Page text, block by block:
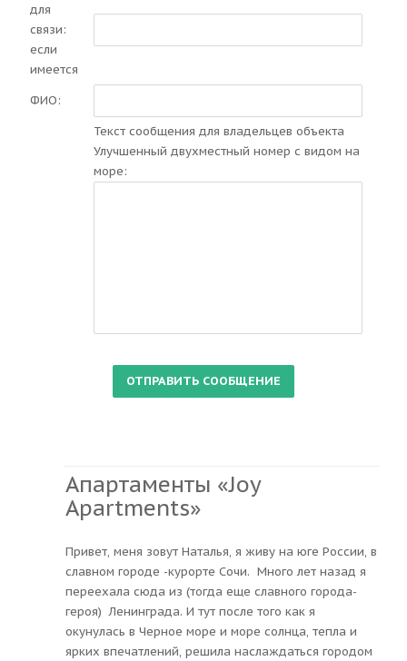
для
связи:
если
имеется
ФИО:
Текст сообщения для владельцев объекта
Улучшенный двухместный номер с видом на
море:
Апартаменты «Joy
Apartments»
Привет, меня зовут Наталья, я живу на юге России, в
славном городе -курорте Сочи. Много лет назад я
переехала сюда из (тогда еще славного города-
героя) Ленинграда. И тут после того как я
окунулась в Черное море и море солнца, тепла и
ярких впечатлений, решила наслаждаться городом